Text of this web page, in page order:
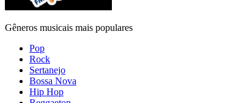
Gêneros musicais mais populares
Pop
Rock
Sertanejo
Bossa Nova
Hip Hop